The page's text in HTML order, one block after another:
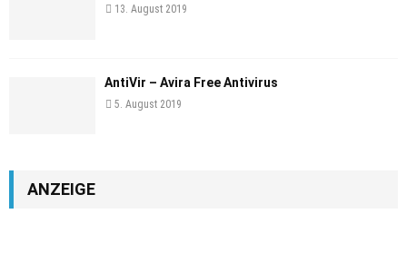
13. August 2019
AntiVir – Avira Free Antivirus
5. August 2019
ANZEIGE